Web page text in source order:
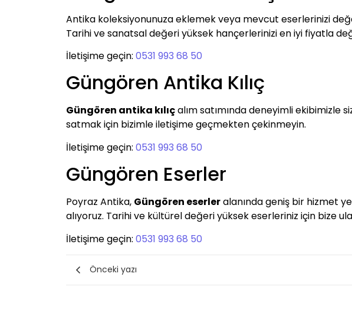
Antika koleksiyonunuza eklemek veya mevcut eserlerinizi
Tarihi ve sanatsal değeri yüksek hançerlerinizi en iyi fiyatla
İletişime geçin: 0531 993 68 50
Güngören Antika Kılıç
Güngören antika kılıçalım satımında deneyimli ekibimizle
satmak için bizimle iletişime geçmekten çekinmeyin.
İletişime geçin: 0531 993 68 50
Güngören Eserler
Poyraz Antika, Güngören eserleralanında geniş bir hizmet
alıyoruz. Tarihi ve kültürel değeri yüksek eserleriniz için bize
İletişime geçin: 0531 993 68 50
Önceki yazı